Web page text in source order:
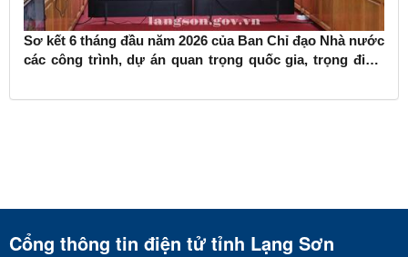
Sơ kết 6 tháng đầu năm 2026 của Ban Chỉ đạo Nhà nước
các công trình, dự án quan trọng quốc gia, trọng điểm
Cổng thông tin điện tử tỉnh Lạng Sơn